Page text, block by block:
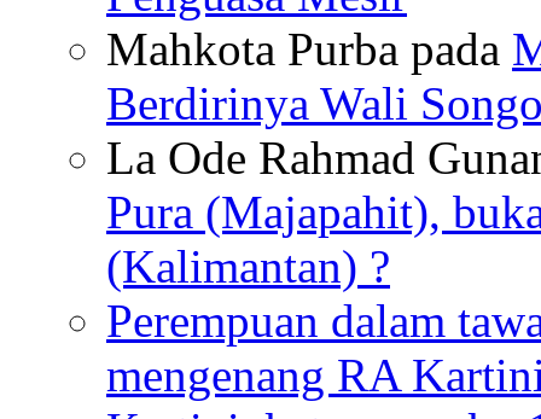
Mahkota Purba pada
Berdirinya Wali
La Ode Rahmad
Pura (Majapahit),
(Kalimantan) ?
Perempuan dalam
mengenang RA